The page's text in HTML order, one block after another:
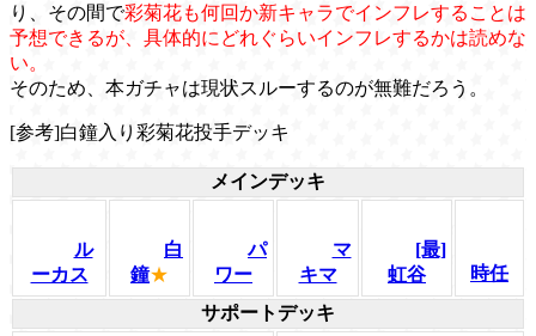
り、その間で彩菊花も何回か新キャラでインフレすることは
予想できるが、具体的にどれぐらいインフレするかは読めな
い。
そのため、本ガチャは現状スルーするのが無難だろう。
[参考]白鐘入り彩菊花投手デッキ
メインデッキ
ル
ーカス
白
鐘★
パ
ワー
マ
キマ
[最]
虹谷
時任
サポートデッキ